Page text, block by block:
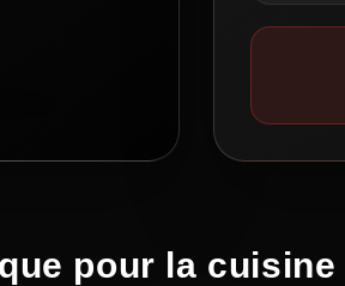
pour la cuisine